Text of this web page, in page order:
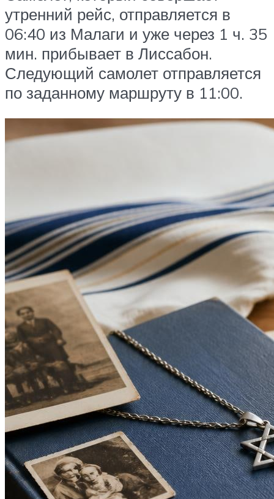
утренний рейс, отправляется в
06:40 из Малаги и уже через 1 ч. 35
мин. прибывает в Лиссабон.
Следующий самолет отправляется
по заданному маршруту в 11:00.